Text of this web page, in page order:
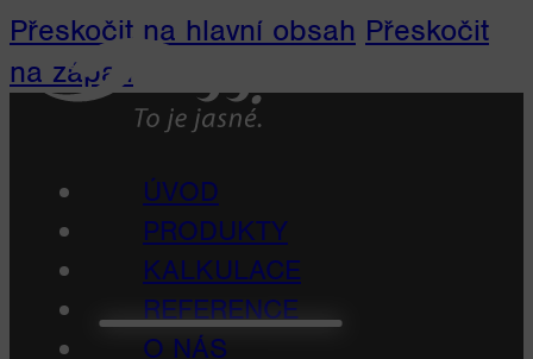
Přeskočit na hlavní obsah Přeskočit
na zápatí
ÚVOD
PRODUKTY
KALKULACE
REFERENCE
O NÁS